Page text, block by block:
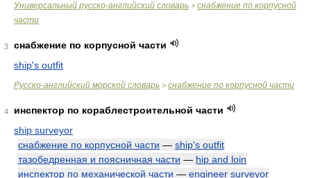
Универсальный русско-английский словарь > снабжение по корпусной
части
3
снабжение по корпусной части
ship's outfit
Русско-английский морской словарь > снабжение по корпусной части
4
инспектор по кораблестроительной части
ship surveyor
снабжение по корпусной части — ship's outfit
тазобедренная и поясничная части — hip and loin
инспектор по механической части — engineer surveyor